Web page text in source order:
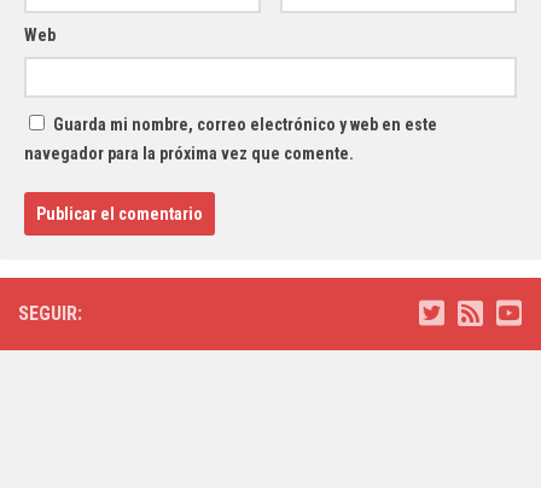
Web
Guarda mi nombre, correo electrónico y web en este
navegador para la próxima vez que comente.
SEGUIR: